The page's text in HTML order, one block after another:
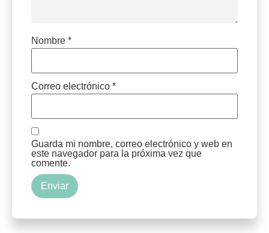
Nombre *
Correo electrónico *
Guarda mi nombre, correo electrónico y web en
este navegador para la próxima vez que
comente.